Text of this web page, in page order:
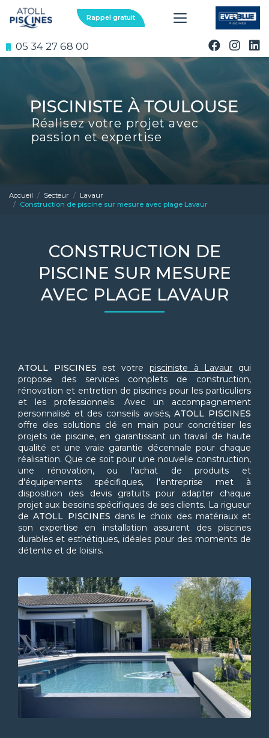
au
contenu
05 34 27 68 00
Rappel gratuit
Réalisez votre projet avec
passion et expertise
Accueil Secteur
Lavaur
Construction de piscine sur mesure avec plage Lavaur
CONSTRUCTION DE
PISCINE SUR MESURE
AVEC PLAGE LAVAUR
ATOLL PISCINES est votre pisciniste à Lavaur qui
propose des services complets de construction,
rénovation et entretien de piscines pour les particuliers
et les professionnels. Avec un accompagnement
personnalisé et des conseils avisés,ATOLL PISCINES
offre des solutions clé en main pour concrétiser les
projets de piscine, en garantissant un travail de haute
qualité et une vraie garantie décennale pour chaque
réalisation. Que ce soit pour une nouvelle construction,
une rénovation, ou l'achat de produits et
d'équipements spécifiques, l'entreprise met à
disposition des devis gratuits pour adapter chaque
projet aux besoins spécifiques de ses clients. La rigueur
deATOLL PISCINES dans le choix des matériaux et
son expertise en installation assurent des piscines
durables et esthétiques, idéales pour des moments de
détente et de loisirs.